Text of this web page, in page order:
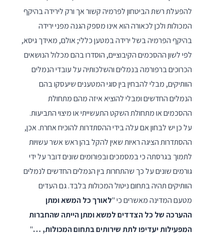
להפעלת רשת הביטחון לפרמיה קשור אך ורק לירידה בהיקף
המכולות ולכן לכאורה הוא אינו מספק הגנה מפני ירידה
בהיקף הפרמיה בשל ירידה במטען כללי; אולם, מאידך גיסא,
לפי לשון ההסכמים הקיבוציים, הוסדרו בהם מכלול הנושאים
הכרוכים ברפורמה בנמלים והשלכותיה על עובדי הנמלים
הוותיקים, מבלי להבחין בין סוגי המטענים שיעסקו בהם
הנמלים החדשים ומבלי להוציא איזה מהם מתחולת
ההסכמים או מתחולת השקט התעשייתי או מיצוי התביעות.
על כן יש לבחון אם עלה בידי ההסתדרות להוכיח אחרת. אכן,
ההסתדרות הציגה ראיות שאין להקל בהן ראש אשר עשויות
לתמוך בגרסתה כי במסמכים ובפורומים שונים דובר על ידי
גורמים שונים על כך שהתחרות בין הנמלים החדשים לנמלים
הוותיקים תהיה בתחום ניטול המכולות בלבד. גם העדים
מטעם המדינה מאשרים כי "לאורך כל המשא ומתן
ההערכה של כל הצדדים למשא ומתן הייתה שהחברות
המפעילות יעדיפו לתת שירותים בתחום המכולות, …"